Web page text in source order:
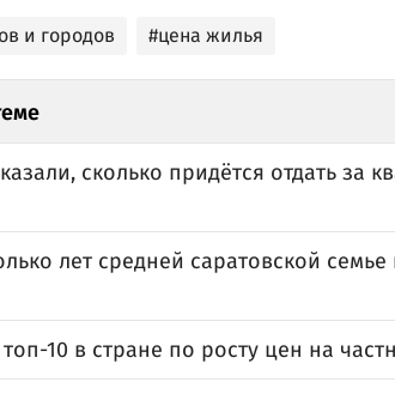
и городов #цена жилья
сколько придётся отдать за
лет средней саратовской
10 в стране по росту цен на